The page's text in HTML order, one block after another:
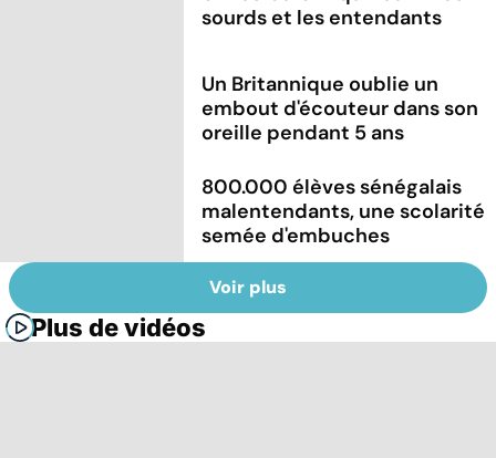
sourds et les entendants
Un Britannique oublie un
embout d'écouteur dans son
oreille pendant 5 ans
800.000 élèves sénégalais
malentendants, une scolarité
semée d'embuches
Voir plus
Plus de vidéos